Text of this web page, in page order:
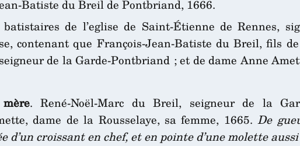
Batiste du Breil de Pontbriand, 1666.
de l’eglise de Saint-Étienne de Rennes,
contenant que François-Jean-Batiste du Breil, fils
de la Garde-Pontbriand ; et de dame Anne
. René-Noël-Marc du Breil, seigneur de la
dame de la Rousselaye, sa femme, 1665.De
d’un croissant en chef, et en pointe d’une molette